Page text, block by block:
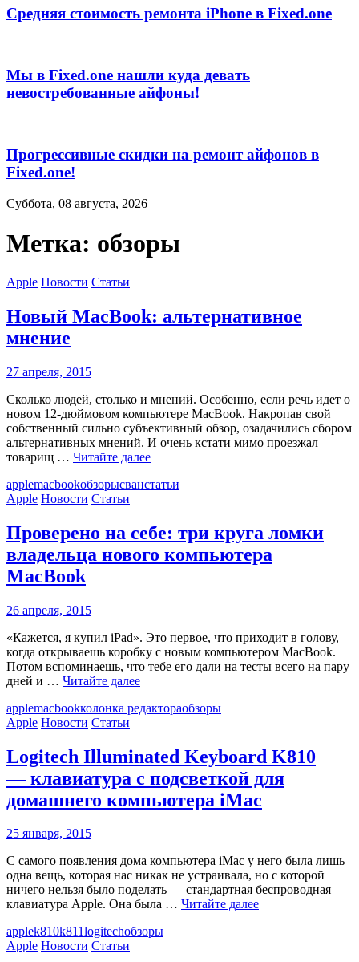
Средняя стоимость ремонта iPhone в Fixed.one
Мы в Fixed.one нашли куда девать
невостребованные айфоны!
Прогрессивные скидки на ремонт айфонов в
Fixed.one!
Суббота, 08 августа, 2026
Метка: обзоры
Apple Новости Статьи
Новый MacBook: альтернативное
мнение
27 апреля, 2015
Сколько людей, столько и мнений. Особенно, если речь идет о
новом 12-дюймовом компьютере MacBook. Накропав свой
собственный сильно субъективный обзор, озадачились сбором
альтернативных мнений. И очень кстати мимо проезжал
товарищ … Читайте далее
applemacbookобзорысванстатьи
Apple Новости Статьи
Проверено на себе: три круга ломки
владельца нового компьютера
MacBook
26 апреля, 2015
«Кажется, я купил iPad». Это первое, что приходит в голову,
когда открываешь коробку с новым компьютером MacBook.
Потом вспоминаешь, что тебе его дали на тесты всего на пару
дней и … Читайте далее
applemacbookколонка редактораобзоры
Apple Новости Статьи
Logitech Illuminated Keyboard K810
— клавиатура с подсветкой для
домашнего компьютера iMac
25 января, 2015
С самого появления дома компьютера iMac у него была лишь
одна вещь, которая нас никак не устраивала, но с которой
ничего нельзя было поделать — стандартная беспроводная
клавиатура Apple. Она была … Читайте далее
applek810k811logitechобзоры
Apple Новости Статьи